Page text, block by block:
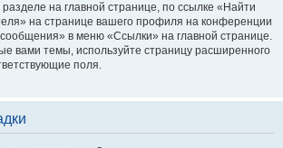
на главной странице, по ссылке «Найти
на странице вашего профиля на конференции
в меню «Ссылки» на главной странице.
вами темы, используйте страницу расширенного
поля.